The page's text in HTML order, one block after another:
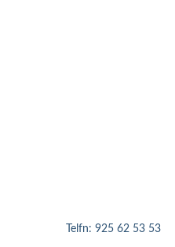
Telfn: 925 62 53 53